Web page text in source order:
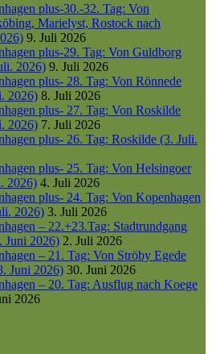
plus-30.-32. Tag: Von
Marielyst, Rostock nach
9. Juli 2026
plus-29. Tag: Von Guldborg
2026) 9. Juli 2026
plus- 28. Tag: Von Rönnede
2026) 8. Juli 2026
plus- 27. Tag: Von Roskilde
2026) 7. Juli 2026
plus- 26. Tag: Roskilde (3. Juli.
plus- 25. Tag: Von Helsingoer
2026) 4. Juli 2026
plus- 24. Tag: Von Kopenhagen
2026) 3. Juli 2026
– 22.+23.Tag: Stadtrundgang
Juni 2026) 2. Juli 2026
– 21. Tag: Von Ströby Egede
Juni 2026) 30. Juni 2026
– 20. Tag: Ausflug nach Koege
2026